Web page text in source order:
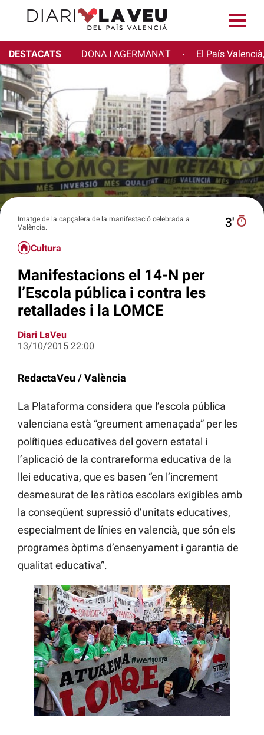
DESTACATS DONA I AGERMANA'T · El País
Imatge de la capçalera de la manifestació celebrada a
València.
3′
Cultura
Manifestacions el 14-N per
l’Escola pública i contra les
retallades i la LOMCE
Diari LaVeu
13/10/2015 22:00
RedactaVeu / València
La Plataforma considera que l’escola pública
valenciana està “greument amenaçada” per les
polítiques educatives del govern estatal i
l’aplicació de la contrareforma educativa de la
llei educativa, que es basen “en l’increment
desmesurat de les ràtios escolars exigibles amb
la conseqüent supressió d’unitats educatives,
especialment de línies en valencià, que són els
programes òptims d’ensenyament i garantia de
qualitat educativa”.